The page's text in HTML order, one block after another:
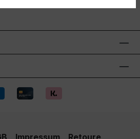
Impressum Retoure